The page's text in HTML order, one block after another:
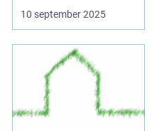
10 september 2025